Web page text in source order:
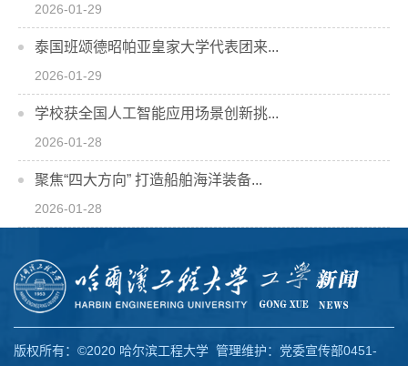
2026-01-29
泰国班颂德昭帕亚皇家大学代表团来...
2026-01-29
学校获全国人工智能应用场景创新挑...
2026-01-28
聚焦“四大方向” 打造船舶海洋装备...
2026-01-28
版权所有：©2020 哈尔滨工程大学 管理维护：党委宣传部0451-